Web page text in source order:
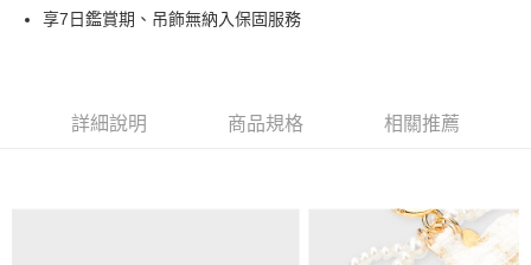
Google Pay
【大哥付你分期使用說明】
3.實際核准額度、可分期數及費用金額請依後續交易確認頁面所載為準。
4.訂單成立30分鐘內，如未前往確認交易或遇審核未通過，訂單將自動取
享7日鑑賞期、吊飾無納入保固服務
詳細說明 商品規格 相關推薦